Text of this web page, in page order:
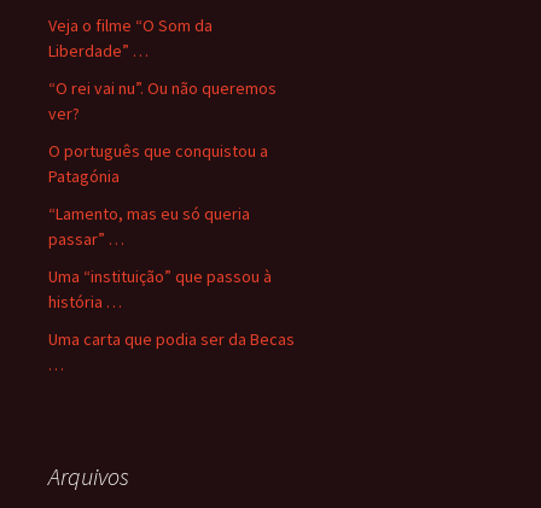
Veja o filme “O Som da
Liberdade” …
“O rei vai nu”. Ou não queremos
ver?
O português que conquistou a
Patagónia
“Lamento, mas eu só queria
passar” …
Uma “instituição” que passou à
história …
Uma carta que podia ser da Becas
…
Arquivos